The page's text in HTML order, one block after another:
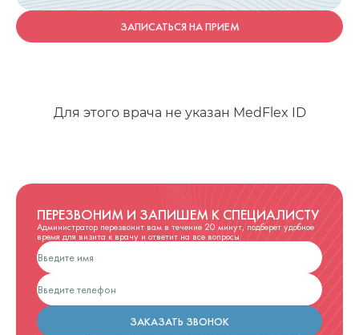
ЗАПИСАТЬСЯ НА ПРИЕМ
Для этого врача не указан MedFlex ID
ПЕРЕЗВОНИМ И ЗАПИШЕМ К СПЕЦИАЛИСТУ
Администратор перезвонит вам в течение 20 минут, подберет удобное
время для визита к врачу и ответит на все вопросы
ЗАКАЗАТЬ ЗВОНОК